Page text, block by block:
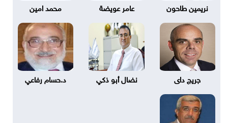
نريمين طاحون عامر عويضة محمد امين
جريج داى نضال أبو ذكي د.حسام رفاعي